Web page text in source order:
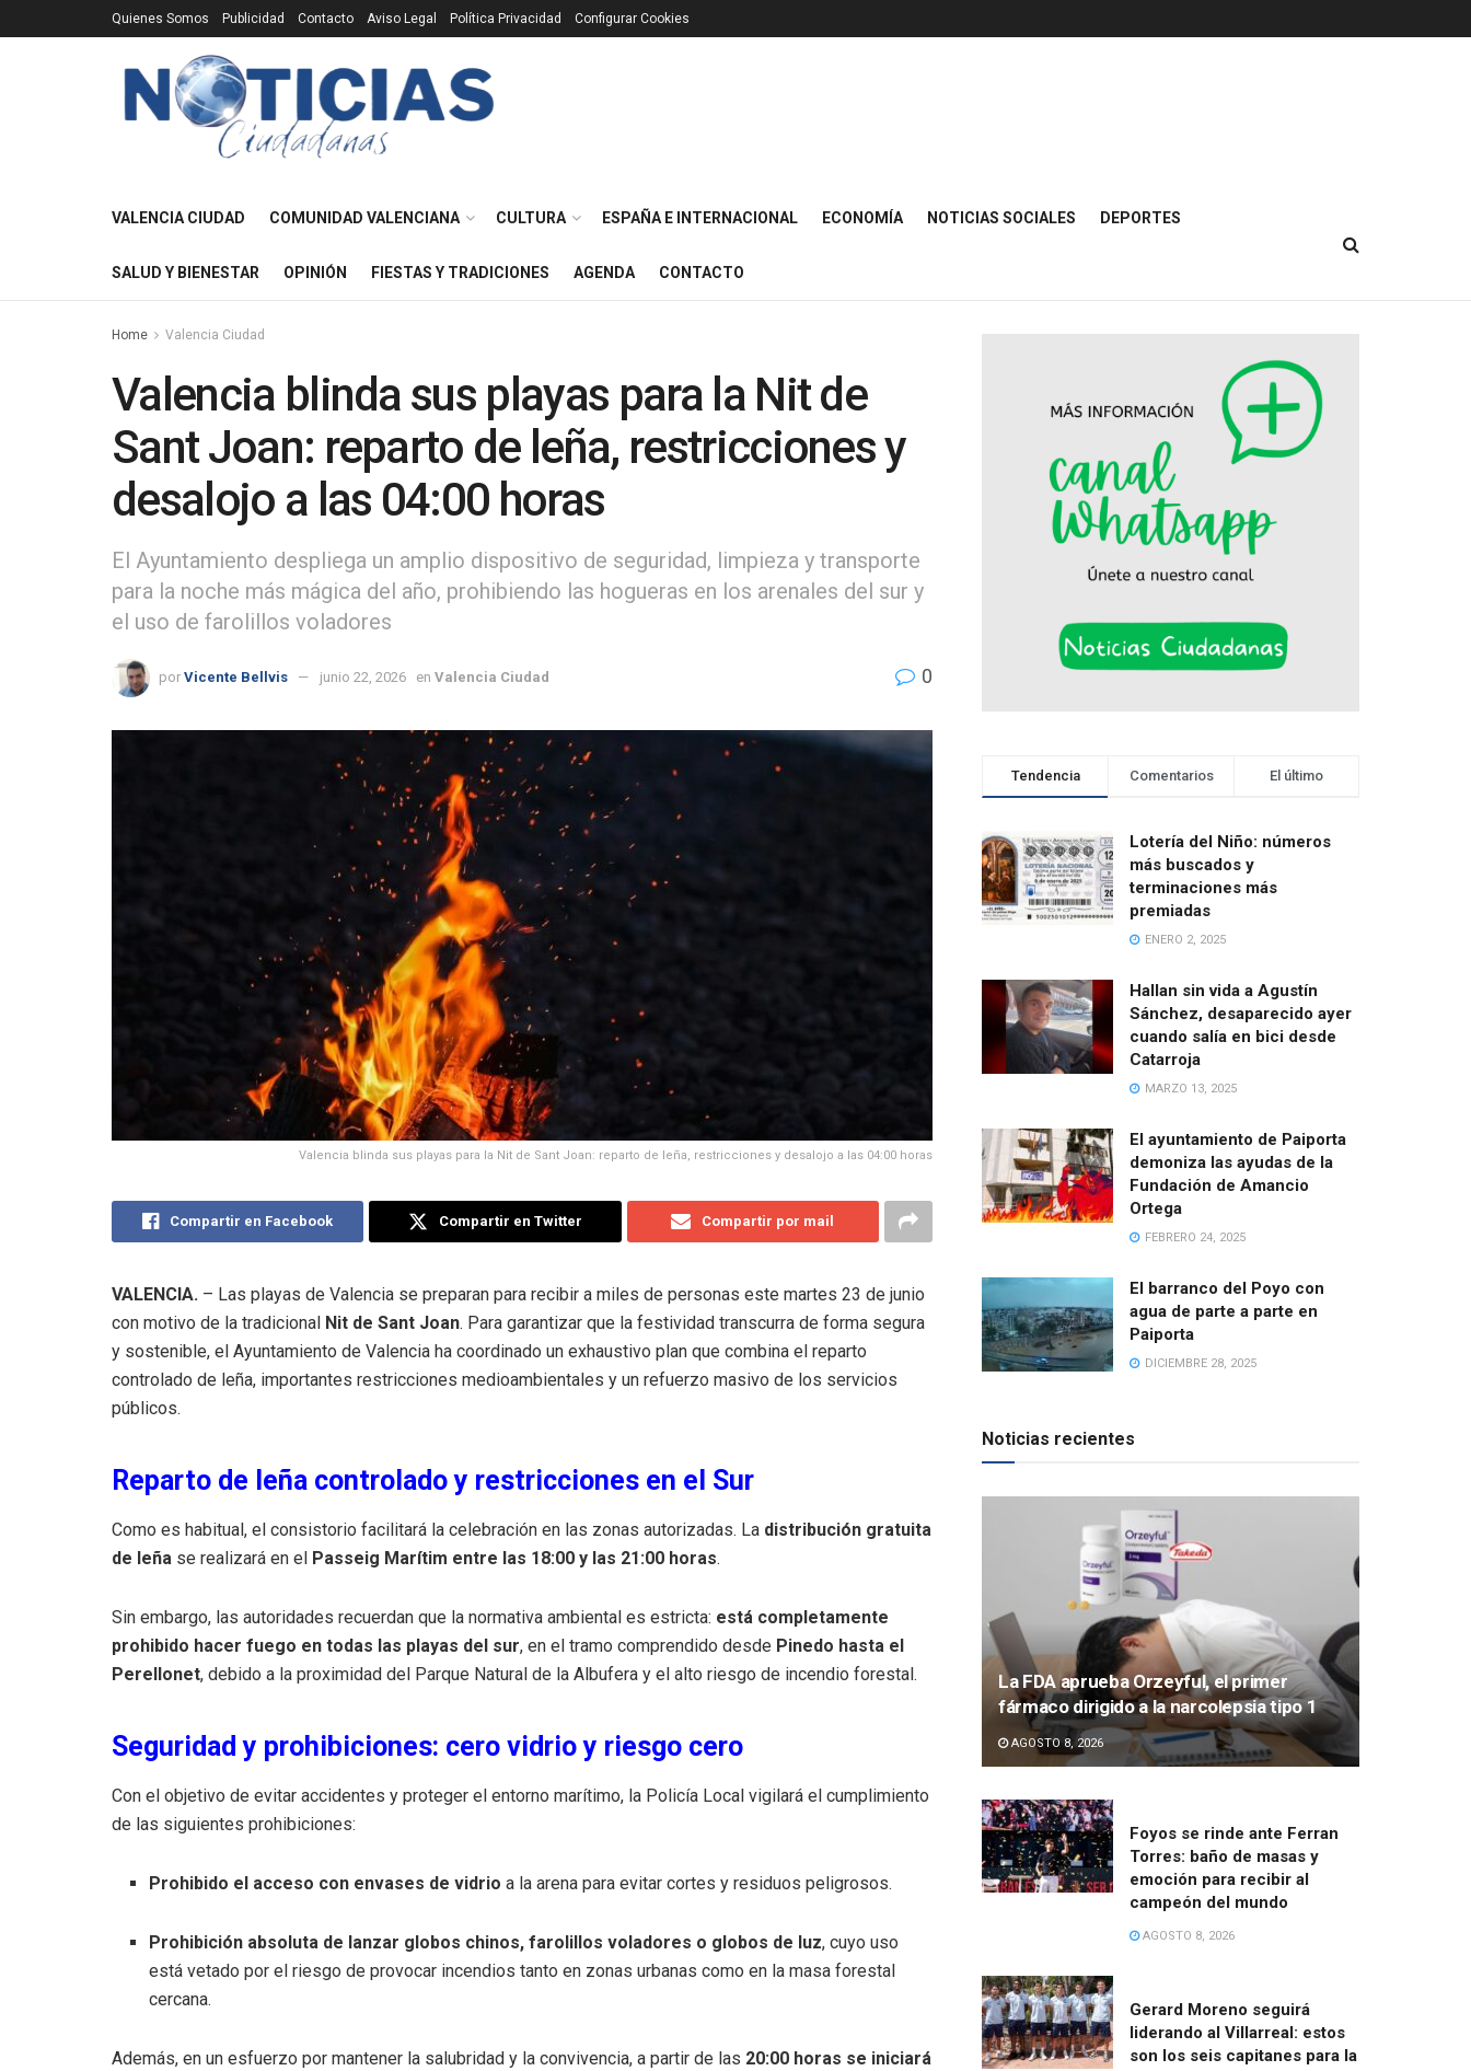
Quienes Somos Publicidad Contacto Aviso Legal Política Privacidad Configurar Cookies
VALENCIA CIUDAD COMUNIDAD VALENCIANA CULTURA ESPAÑA E INTERNACIONAL ECONOMÍA NOTICIAS SOCIALES DEPORTES
SALUD Y BIENESTAR OPINIÓN FIESTAS Y TRADICIONES AGENDA CONTACTO
Home Valencia Ciudad
Valencia blinda sus playas para la Nit de
Sant Joan: reparto de leña, restricciones y
desalojo a las 04:00 horas
El Ayuntamiento despliega un amplio dispositivo de seguridad, limpieza y transporte
para la noche más mágica del año, prohibiendo las hogueras en los arenales del sur y
el uso de farolillos voladores
por Vicente Bellvis junio 22, 2026 en Valencia Ciudad 0
Valencia blinda sus playas para la Nit de Sant Joan: reparto de leña, restricciones y desalojo a las 04:00 horas
Compartir en Facebook Compartir en Twitter Compartir por mail
VALENCIA. – Las playas de Valencia se preparan para recibir a miles de personas este martes 23 de junio
con motivo de la tradicional Nit de Sant Joan. Para garantizar que la festividad transcurra de forma segura
y sostenible, el Ayuntamiento de Valencia ha coordinado un exhaustivo plan que combina el reparto
controlado de leña, importantes restricciones medioambientales y un refuerzo masivo de los servicios
públicos.
Reparto de leña controlado y restricciones en el Sur
Como es habitual, el consistorio facilitará la celebración en las zonas autorizadas. La distribución gratuita
de leña se realizará en el Passeig Marítim entre las 18:00 y las 21:00 horas.
Sin embargo, las autoridades recuerdan que la normativa ambiental es estricta: está completamente
prohibido hacer fuego en todas las playas del sur, en el tramo comprendido desde Pinedo hasta el
Perellonet, debido a la proximidad del Parque Natural de la Albufera y el alto riesgo de incendio forestal.
Seguridad y prohibiciones: cero vidrio y riesgo cero
Con el objetivo de evitar accidentes y proteger el entorno marítimo, la Policía Local vigilará el cumplimiento
de las siguientes prohibiciones:
Prohibido el acceso con envases de vidrio a la arena para evitar cortes y residuos peligrosos.
Prohibición absoluta de lanzar globos chinos, farolillos voladores o globos de luz, cuyo uso
está vetado por el riesgo de provocar incendios tanto en zonas urbanas como en la masa forestal
cercana.
Además, en un esfuerzo por mantener la salubridad y la convivencia, a partir de las 20:00 horas se iniciará
Tendencia Comentarios El último
Lotería del Niño: números
más buscados y
terminaciones más
premiadas
ENERO 2, 2025
Hallan sin vida a Agustín
Sánchez, desaparecido ayer
cuando salía en bici desde
Catarroja
MARZO 13, 2025
El ayuntamiento de Paiporta
demoniza las ayudas de la
Fundación de Amancio
Ortega
FEBRERO 24, 2025
El barranco del Poyo con
agua de parte a parte en
Paiporta
DICIEMBRE 28, 2025
Noticias recientes
La FDA aprueba Orzeyful, el primer
fármaco dirigido a la narcolepsia tipo 1
AGOSTO 8, 2026
Foyos se rinde ante Ferran
Torres: baño de masas y
emoción para recibir al
campeón del mundo
AGOSTO 8, 2026
Gerard Moreno seguirá
liderando al Villarreal: estos
son los seis capitanes para la